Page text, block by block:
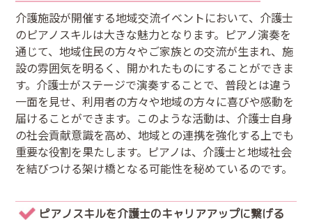
介護施設が開催する地域交流イベントにおいて、介護士
のピアノスキルは大きな魅力となります。ピアノ演奏を
通じて、地域住民の方々やご家族との交流が生まれ、施
設の雰囲気を明るく、開かれたものにすることができま
す。介護士がステージで演奏することで、普段とは違う
一面を見せ、利用者の方々や地域の方々に喜びや感動を
届けることができます。このような活動は、介護士自身
の社会貢献意識を高め、地域との連携を強化する上でも
重要な役割を果たします。ピアノは、介護士と地域社会
を結びつける架け橋となる可能性を秘めているのです。
ピアノスキルを介護士のキャリアアップに繋げる